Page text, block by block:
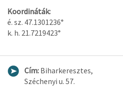
Koordináták:
é. sz. 47.1301236°
k. h. 21.7219423°
Cím: Biharkeresztes,
Széchenyi u. 57.